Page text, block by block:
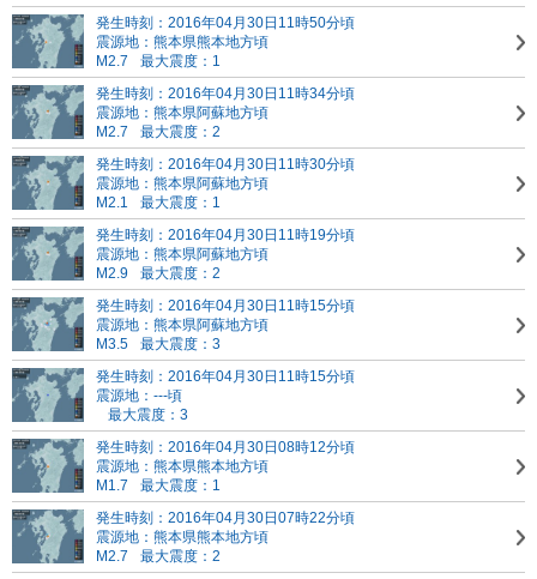
発生時刻：2016年04月30日11時50分頃
震源地：熊本県熊本地方頃
M2.7
最大震度：1
発生時刻：2016年04月30日11時34分頃
震源地：熊本県阿蘇地方頃
M2.7
最大震度：2
発生時刻：2016年04月30日11時30分頃
震源地：熊本県阿蘇地方頃
M2.1
最大震度：1
発生時刻：2016年04月30日11時19分頃
震源地：熊本県阿蘇地方頃
M2.9
最大震度：2
発生時刻：2016年04月30日11時15分頃
震源地：熊本県阿蘇地方頃
M3.5
最大震度：3
発生時刻：2016年04月30日11時15分頃
震源地：---頃
最大震度：3
発生時刻：2016年04月30日08時12分頃
震源地：熊本県熊本地方頃
M1.7
最大震度：1
発生時刻：2016年04月30日07時22分頃
震源地：熊本県熊本地方頃
M2.7
最大震度：2